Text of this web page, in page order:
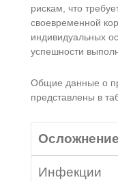
рискам, что
своевременной
индивидуальных
успешности
Общие данные о
представлены в
Осложнение
Инфекции